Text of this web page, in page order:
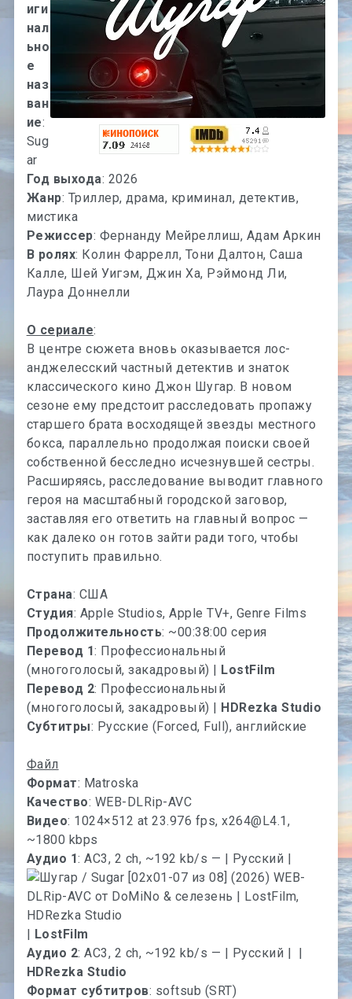
иги
нал
ьно
е
наз
ван
ие:
Sug
ar
Год выхода: 2026
Жанр: Триллер, драма, криминал, детектив,
мистика
Режиссер: Фернанду Мейреллиш, Адам Аркин
В ролях: Колин Фаррелл, Тони Далтон, Саша
Калле, Шей Уигэм, Джин Ха, Рэймонд Ли,
Лаура Доннелли
О сериале:
В центре сюжета вновь оказывается лос-
анджелесский частный детектив и знаток
классического кино Джон Шугар. В новом
сезоне ему предстоит расследовать пропажу
старшего брата восходящей звезды местного
бокса, параллельно продолжая поиски своей
собственной бесследно исчезнувшей сестры.
Расширяясь, расследование выводит главного
героя на масштабный городской заговор,
заставляя его ответить на главный вопрос —
как далеко он готов зайти ради того, чтобы
поступить правильно.
Страна: США
Студия: Apple Studios, Apple TV+, Genre Films
Продолжительность: ~00:38:00 серия
Перевод 1: Профессиональный
(многоголосый, закадровый) | LostFilm
Перевод 2: Профессиональный
(многоголосый, закадровый) | HDRezka Studio
Субтитры: Русские (Forced, Full), английские
Файл
Формат: Matroska
Качество: WEB-DLRip-AVC
Видео: 1024×512 at 23.976 fps,x264@L4.1,
~1800 kbps
Аудио 1: AC3, 2 ch, ~192 kb/s — | Русский |
| LostFilm
Аудио 2: AC3, 2 ch, ~192 kb/s — | Русский | |
HDRezka Studio
Формат субтитров: softsub (SRT)